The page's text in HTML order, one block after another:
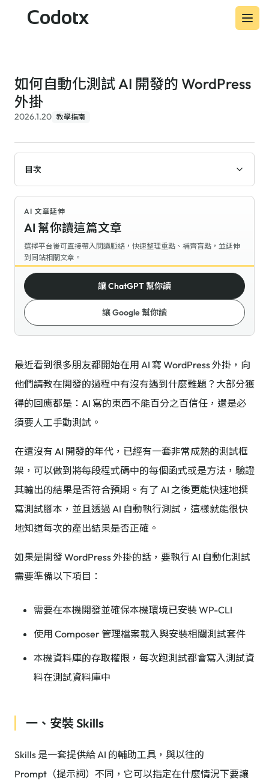
Codotx
如何自動化測試 AI 開發的 WordPress
外掛
2026.1.20 教學指南
目次
AI 文章延伸
AI 幫你讀這篇文章
選擇平台後可直接帶入閱讀脈絡，快速整理重點、補齊盲點，並延伸
到同站相關文章。
讓 ChatGPT 幫你讀
讓 Google 幫你讀
最近看到很多朋友都開始在用 AI 寫 WordPress 外掛，向
他們請教在開發的過程中有沒有遇到什麼難題？大部分獲
得的回應都是：AI 寫的東西不能百分之百信任，還是必
須要人工手動測試。
在還沒有 AI 開發的年代，已經有一套非常成熟的測試框
架，可以做到將每段程式碼中的每個函式或是方法，驗證
其輸出的結果是否符合預期。有了 AI 之後更能快速地撰
寫測試腳本，並且透過 AI 自動執行測試，這樣就能很快
地知道每次的產出結果是否正確。
如果是開發 WordPress 外掛的話，要執行 AI 自動化測試
需要準備以下項目：
需要在本機開發並確保本機環境已安裝 WP-CLI
使用 Composer 管理檔案載入與安裝相關測試套件
本機資料庫的存取權限，每次跑測試都會寫入測試資
料在測試資料庫中
一、安裝 Skills
Skills 是一套提供給 AI 的輔助工具，與以往的
Prompt（提示詞）不同，它可以指定在什麼情況下要讓